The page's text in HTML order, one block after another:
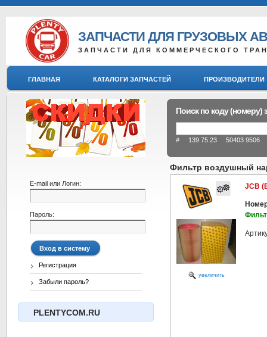
ЗАПЧАСТИ ДЛЯ ГРУЗОВЫХ
ЗАПЧАСТИ ДЛЯ КОММЕРЧЕСКОГО
ГЛАВНАЯ КАТАЛОГИ ЗАПЧАСТЕЙ ПРОИЗВОДИТЕЛИ
Поиск по коду (номеру)
# 139 75 23 50403 9506
Фильтр воздушный
увеличить
JCB
E-mail или Логин:
Пароль:
Регистрация
Забыли пароль?
PLENTYCOM.RU